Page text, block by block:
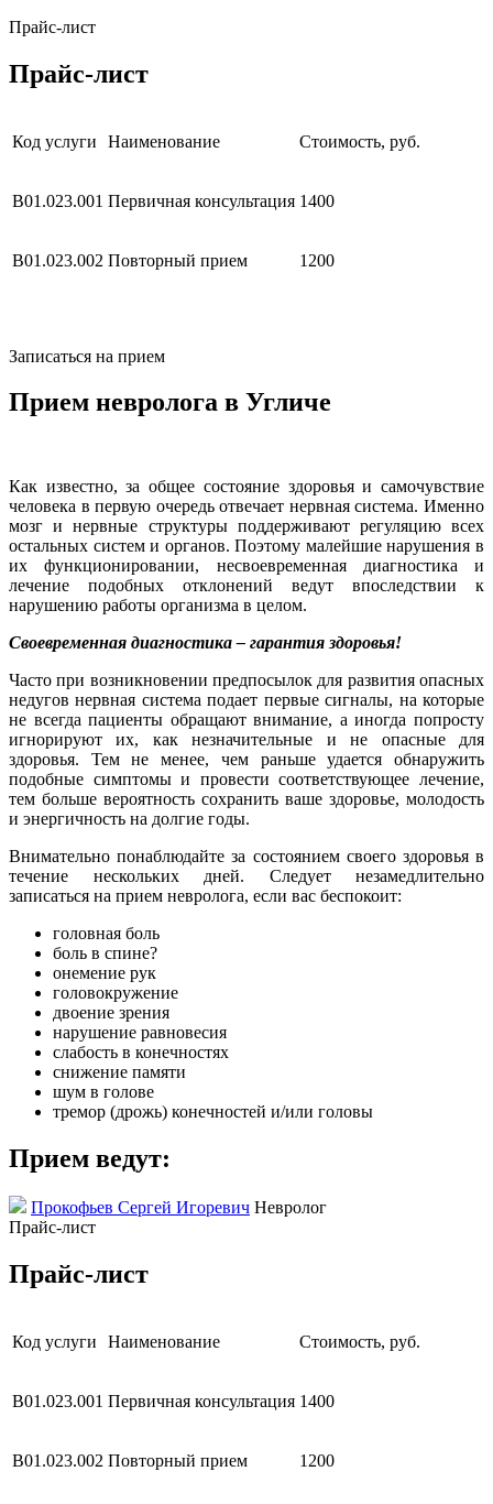
Прайс-лист
Прайс-лист
Код услуги Наименование Стоимость, руб.
В01.023.001 Первичная консультация 1400
В01.023.002 Повторный прием 1200
Записаться на прием
Прием невролога в Угличе
Как известно, за общее состояние здоровья и самочувствие
человека в первую очередь отвечает нервная система. Именно
мозг и нервные структуры поддерживают регуляцию всех
остальных систем и органов. Поэтому малейшие нарушения в
их функционировании, несвоевременная диагностика и
лечение подобных отклонений ведут впоследствии к
нарушению работы организма в целом.
Своевременная диагностика – гарантия здоровья!
Часто при возникновении предпосылок для развития опасных
недугов нервная система подает первые сигналы, на которые
не всегда пациенты обращают внимание, а иногда попросту
игнорируют их, как незначительные и не опасные для
здоровья. Тем не менее, чем раньше удается обнаружить
подобные симптомы и провести соответствующее лечение,
тем больше вероятность сохранить ваше здоровье, молодость
и энергичность на долгие годы.
Внимательно понаблюдайте за состоянием своего здоровья в
течение нескольких дней. Следует незамедлительно
записаться на прием невролога, если вас беспокоит:
головная боль
боль в спине?
онемение рук
головокружение
двоение зрения
нарушение равновесия
слабость в конечностях
снижение памяти
шум в голове
тремор (дрожь) конечностей и/или головы
Прием ведут:
Прокофьев Сергей Игоревич Невролог
Прайс-лист
Прайс-лист
Код услуги Наименование Стоимость, руб.
В01.023.001 Первичная консультация 1400
В01.023.002 Повторный прием 1200